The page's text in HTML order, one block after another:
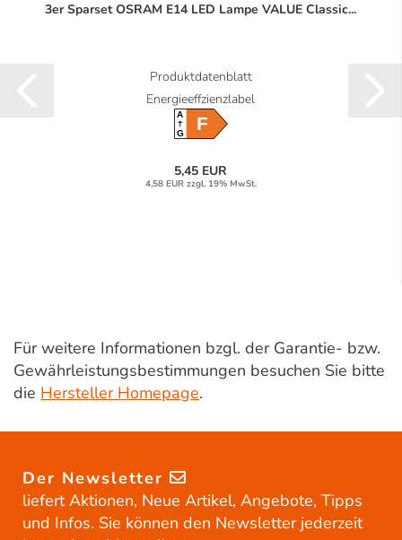
3er Sparset OSRAM E14 LED Lampe VALUE Classic...
Produktdatenblatt
Energieeffzienzlabel
A
GF
5,45 EUR
4,58 EUR zzgl. 19% MwSt.
Für weitere Informationen bzgl. der Garantie- bzw.
Gewährleistungsbestimmungen besuchen Sie bitte
die Hersteller Homepage.
Der Newsletter
liefert Aktionen, Neue Artikel, Angebote, Tipps
und Infos. Sie können den Newsletter jederzeit